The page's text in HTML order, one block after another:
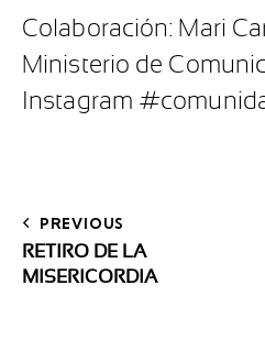
Colaboración: Mari
Ministerio de
Instagram
PREVIOUS
RETIRO DE LA
MISERICORDIA